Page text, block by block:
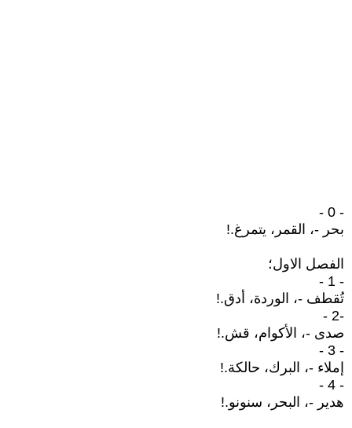
- 0 -
بحر -، القمر، يتمرغ.!
الفصل الاول؛
- 1 -
تُقطف -، الوردة، أدق.!
-2 -
صدى -، الأكوام، قش.!
- 3 -
إملاء -، البرك، حالكة.!
- 4 -
هدير -، البحر، سنونو.!